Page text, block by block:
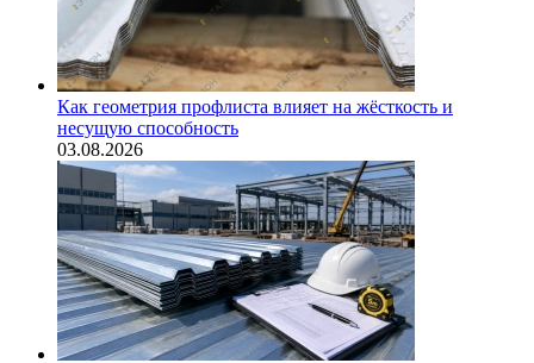
Как геометрия профлиста влияет на жёсткость и
несущую способность
03.08.2026